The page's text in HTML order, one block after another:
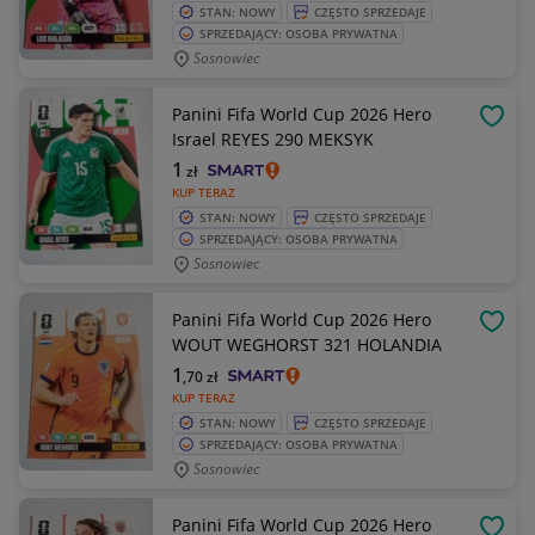
STAN: NOWY
CZĘSTO SPRZEDAJE
SPRZEDAJĄCY: OSOBA PRYWATNA
Sosnowiec
Panini Fifa World Cup 2026 Hero
Israel REYES 290 MEKSYK
KUP TERAZ
1 zł
STAN: NOWY
CZĘSTO SPRZEDAJE
SPRZEDAJĄCY: OSOBA PRYWATNA
Sosnowiec
Panini Fifa World Cup 2026 Hero
WOUT WEGHORST 321 HOLANDIA
KUP TERAZ
1 ,70zł
STAN: NOWY
CZĘSTO SPRZEDAJE
SPRZEDAJĄCY: OSOBA PRYWATNA
Sosnowiec
Panini Fifa World Cup 2026 Hero